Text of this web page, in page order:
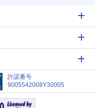
許諾番号
9005542008Y30005